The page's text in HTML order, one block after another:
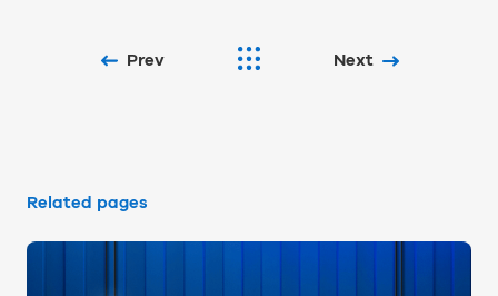
Prev Next
Related pages